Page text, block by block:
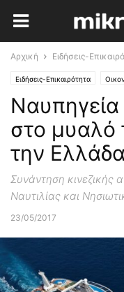
Αρχική Ειδήσεις-
Ειδήσεις-Επικαιρότητα
Κλάδοι Αιχμής
Ναυπηγεία
στο μυαλό
την Ελλάδα
Συνάντηση κινεζικής
Ναυτιλίας και
23/05/2017